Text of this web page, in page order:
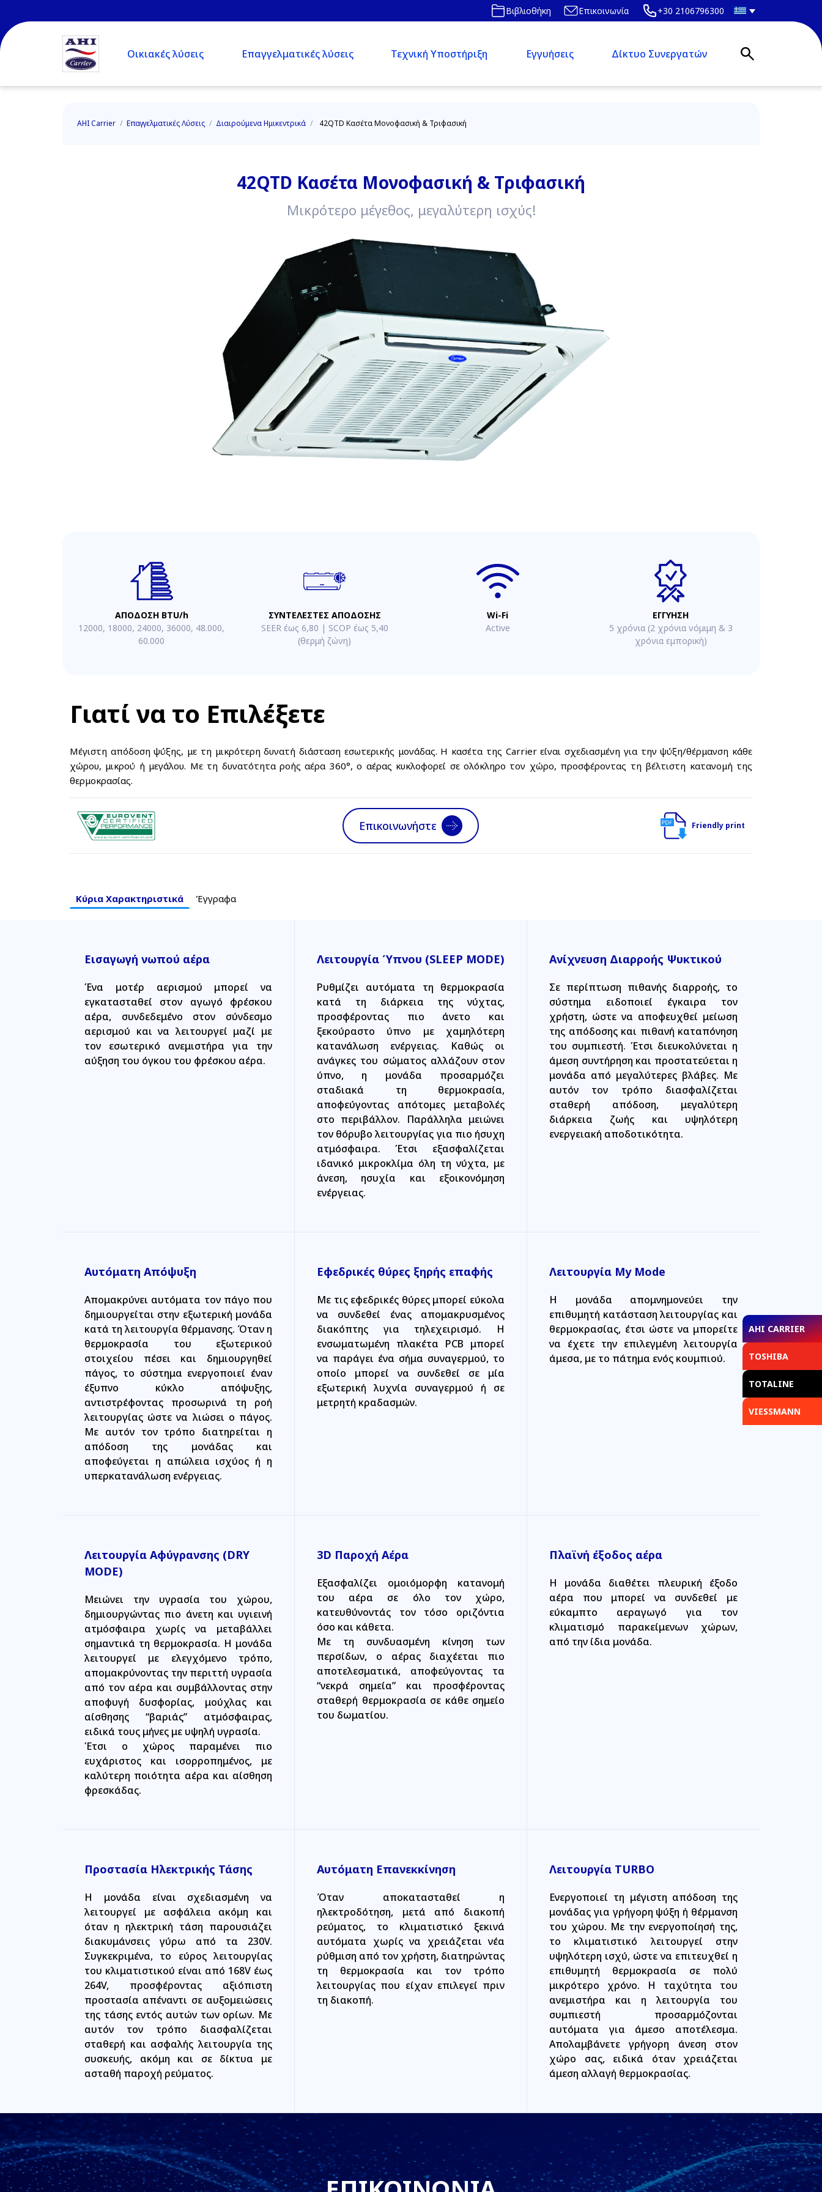
Βιβλιοθήκη Επικοινωνία +30 2106796300
Οικιακές λύσεις Επαγγελματικές λύσεις Τεχνική Υποστήριξη Εγγυήσεις Δίκτυο Συνεργατών
AHI Carrier / Επαγγελματικές Λύσεις / Διαιρούμενα Ημικεντρικά / 42QTD Κασέτα Μονοφασική & Τριφασική
42QTD Κασέτα Μονοφασική & Τριφασική
Μικρότερο μέγεθος, μεγαλύτερη ισχύς!
ΑΠΟΔΟΣΗ BTU/h
12000, 18000, 24000, 36000, 48.000,
60.000
ΣΥΝΤΕΛΕΣΤΕΣ ΑΠΟΔΟΣΗΣ
SEER έως 6,80 | SCOP έως 5,40
(θερμή ζώνη)
Wi-Fi
Active
ΕΓΓΥΗΣΗ
5 χρόνια (2 χρόνια νόμιμη & 3
χρόνια εμπορική)
Γιατί να το Επιλέξετε
Μέγιστη απόδοση ψύξης, με τη μικρότερη δυνατή διάσταση εσωτερικής μονάδας. Η κασέτα της Carrier είναι σχεδιασμένη για την ψύξη/θέρμανση κάθε
χώρου, μικρού ή μεγάλου. Με τη δυνατότητα ροής αέρα 360°, ο αέρας κυκλοφορεί σε ολόκληρο τον χώρο, προσφέροντας τη βέλτιστη κατανομή της
θερμοκρασίας.
Επικοινωνήστε Friendly print
Κύρια Χαρακτηριστικά Έγγραφα
Εισαγωγή νωπού αέρα
Ένα μοτέρ αερισμού μπορεί να
εγκατασταθεί στον αγωγό φρέσκου
αέρα, συνδεδεμένο στον σύνδεσμο
αερισμού και να λειτουργεί μαζί με
τον εσωτερικό ανεμιστήρα για την
αύξηση του όγκου του φρέσκου αέρα.
Λειτουργία Ύπνου (SLEEP MODE)
Ρυθμίζει αυτόματα τη θερμοκρασία
κατά τη διάρκεια της νύχτας,
προσφέροντας πιο άνετο και
ξεκούραστο ύπνο με χαμηλότερη
κατανάλωση ενέργειας. Καθώς οι
ανάγκες του σώματος αλλάζουν στον
ύπνο, η μονάδα προσαρμόζει
σταδιακά τη θερμοκρασία,
αποφεύγοντας απότομες μεταβολές
στο περιβάλλον. Παράλληλα μειώνει
τον θόρυβο λειτουργίας για πιο ήσυχη
ατμόσφαιρα. Έτσι εξασφαλίζεται
ιδανικό μικροκλίμα όλη τη νύχτα, με
άνεση, ησυχία και εξοικονόμηση
ενέργειας.
Ανίχνευση Διαρροής Ψυκτικού
Σε περίπτωση πιθανής διαρροής, το
σύστημα ειδοποιεί έγκαιρα τον
χρήστη, ώστε να αποφευχθεί μείωση
της απόδοσης και πιθανή καταπόνηση
του συμπιεστή. Έτσι διευκολύνεται η
άμεση συντήρηση και προστατεύεται η
μονάδα από μεγαλύτερες βλάβες. Με
αυτόν τον τρόπο διασφαλίζεται
σταθερή απόδοση, μεγαλύτερη
διάρκεια ζωής και υψηλότερη
ενεργειακή αποδοτικότητα.
Αυτόματη Απόψυξη
Απομακρύνει αυτόματα τον πάγο που
δημιουργείται στην εξωτερική μονάδα
κατά τη λειτουργία θέρμανσης. Όταν η
θερμοκρασία του εξωτερικού
στοιχείου πέσει και δημιουργηθεί
πάγος, το σύστημα ενεργοποιεί έναν
έξυπνο κύκλο απόψυξης,
αντιστρέφοντας προσωρινά τη ροή
λειτουργίας ώστε να λιώσει ο πάγος.
Με αυτόν τον τρόπο διατηρείται η
απόδοση της μονάδας και
αποφεύγεται η απώλεια ισχύος ή η
υπερκατανάλωση ενέργειας.
Εφεδρικές θύρες ξηρής επαφής
Με τις εφεδρικές θύρες μπορεί εύκολα
να συνδεθεί ένας απομακρυσμένος
διακόπτης για τηλεχειρισμό. Η
ενσωματωμένη πλακέτα PCB μπορεί
να παράγει ένα σήμα συναγερμού, το
οποίο μπορεί να συνδεθεί σε μία
εξωτερική λυχνία συναγερμού ή σε
μετρητή κραδασμών.
Λειτουργία My Mode
Η μονάδα απομνημονεύει την
επιθυμητή κατάσταση λειτουργίας και
θερμοκρασίας, έτσι ώστε να μπορείτε
να έχετε την επιλεγμένη λειτουργία
άμεσα, με το πάτημα ενός κουμπιού.
Λειτουργία Αφύγρανσης (DRY
MODE)
Μειώνει την υγρασία του χώρου,
δημιουργώντας πιο άνετη και υγιεινή
ατμόσφαιρα χωρίς να μεταβάλλει
σημαντικά τη θερμοκρασία. Η μονάδα
λειτουργεί με ελεγχόμενο τρόπο,
απομακρύνοντας την περιττή υγρασία
από τον αέρα και συμβάλλοντας στην
αποφυγή δυσφορίας, μούχλας και
αίσθησης “βαριάς” ατμόσφαιρας,
ειδικά τους μήνες με υψηλή υγρασία.
Έτσι ο χώρος παραμένει πιο
ευχάριστος και ισορροπημένος, με
καλύτερη ποιότητα αέρα και αίσθηση
φρεσκάδας.
3D Παροχή Αέρα
Eξασφαλίζει ομοιόμορφη κατανομή
του αέρα σε όλο τον χώρο,
κατευθύνοντάς τον τόσο οριζόντια
όσο και κάθετα.
Με τη συνδυασμένη κίνηση των
περσίδων, ο αέρας διαχέεται πιο
αποτελεσματικά, αποφεύγοντας τα
“νεκρά σημεία” και προσφέροντας
σταθερή θερμοκρασία σε κάθε σημείο
του δωματίου.
Πλαϊνή έξοδος αέρα
Η μονάδα διαθέτει πλευρική έξοδο
αέρα που μπορεί να συνδεθεί με
εύκαμπτο αεραγωγό για τον
κλιματισμό παρακείμενων χώρων,
από την ίδια μονάδα.
Προστασία Ηλεκτρικής Τάσης
Η μονάδα είναι σχεδιασμένη να
λειτουργεί με ασφάλεια ακόμη και
όταν η ηλεκτρική τάση παρουσιάζει
διακυμάνσεις γύρω από τα 230V.
Συγκεκριμένα, το εύρος λειτουργίας
του κλιματιστικού είναι από 168V έως
264V, προσφέροντας αξιόπιστη
προστασία απέναντι σε αυξομειώσεις
της τάσης εντός αυτών των ορίων. Με
αυτόν τον τρόπο διασφαλίζεται
σταθερή και ασφαλής λειτουργία της
συσκευής, ακόμη και σε δίκτυα με
ασταθή παροχή ρεύματος.
Αυτόματη Επανεκκίνηση
Όταν αποκατασταθεί η
ηλεκτροδότηση, μετά από διακοπή
ρεύματος, το κλιματιστικό ξεκινά
αυτόματα χωρίς να χρειάζεται νέα
ρύθμιση από τον χρήστη, διατηρώντας
τη θερμοκρασία και τον τρόπο
λειτουργίας που είχαν επιλεγεί πριν
τη διακοπή.
Λειτουργία TURBO
Ενεργοποιεί τη μέγιστη απόδοση της
μονάδας για γρήγορη ψύξη ή θέρμανση
του χώρου. Με την ενεργοποίησή της,
το κλιματιστικό λειτουργεί στην
υψηλότερη ισχύ, ώστε να επιτευχθεί η
επιθυμητή θερμοκρασία σε πολύ
μικρότερο χρόνο. Η ταχύτητα του
ανεμιστήρα και η λειτουργία του
συμπιεστή προσαρμόζονται
αυτόματα για άμεσο αποτέλεσμα.
Απολαμβάνετε γρήγορη άνεση στον
χώρο σας, ειδικά όταν χρειάζεται
άμεση αλλαγή θερμοκρασίας.
AHI CARRIER
TOSHIBA
TOTALINE
VIESSMANN